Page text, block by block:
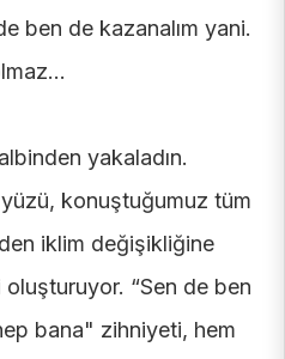
ben de kazanalım yani.
yakaladın.
konuştuğumuz tüm
iklim değişikliğine
“Sen de ben
bana" zihniyeti, hem